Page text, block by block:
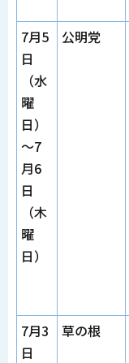
7月5
日
（水
曜
日）
～7
月6
日
（木
曜
日）
公明党
7月3
日
草の根